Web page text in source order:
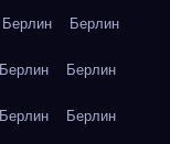
Берлин Берлин
Берлин Берлин
Берлин Берлин